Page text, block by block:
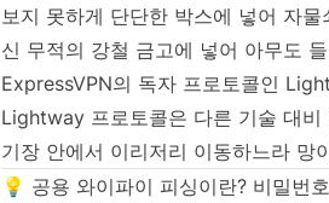
보지 못하게 단단한 박스에 넣어 자
신 무적의 강철 금고에 넣어 아무도
ExpressVPN의 독자 프로토콜인
Lightway 프로토콜은 다른 기술 대비
기장 안에서 이리저리 이동하느라 망
💡 공용 와이파이 피싱이란? 비밀번